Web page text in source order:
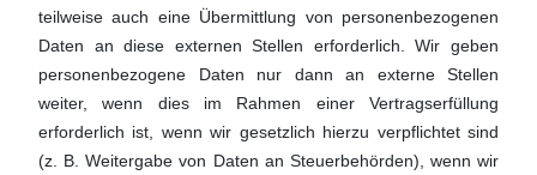
teilweise auch eine Übermittlung von personenbezogenen
Daten an diese externen Stellen erforderlich. Wir geben
personenbezogene Daten nur dann an externe Stellen
weiter, wenn dies im Rahmen einer Vertragserfüllung
erforderlich ist, wenn wir gesetzlich hierzu verpflichtet sind
(z. B. Weitergabe von Daten an Steuerbehörden), wenn wir